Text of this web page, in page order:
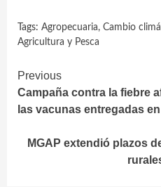
Tags: Agropecuaria, Cambio
Agricultura y Pesca
Continue
Reading
Previous
Campaña contra la fiebre
las vacunas entregadas
MGAP extendió plazos